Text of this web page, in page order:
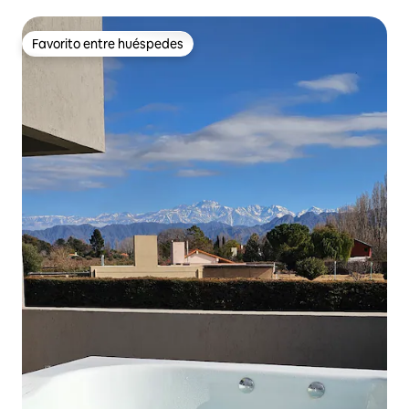
Favorito entre huéspedes
Favorito entre huéspedes